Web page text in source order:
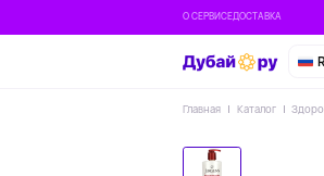
О СЕРВИСЕДОСТАВКА
Главная Каталог